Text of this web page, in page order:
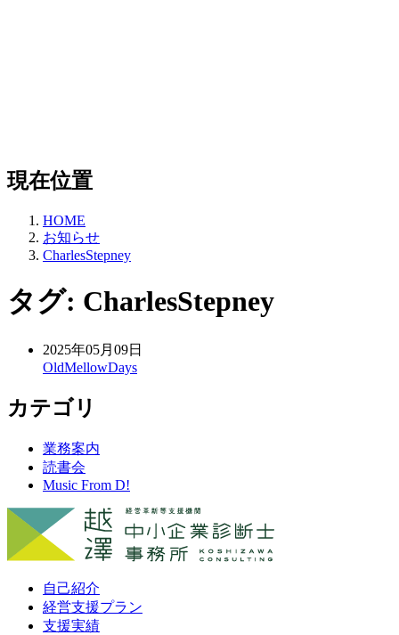
現在位置
HOME
お知らせ
CharlesStepney
タグ: CharlesStepney
2025年05月09日
OldMellowDays
カテゴリ
業務案内
読書会
Music From D!
自己紹介
経営支援プラン
支援実績